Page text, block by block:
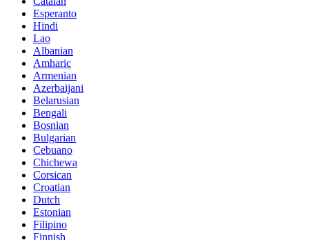
Esperanto
Hindi
Lao
Albanian
Amharic
Armenian
Azerbaijani
Belarusian
Bengali
Bosnian
Bulgarian
Cebuano
Chichewa
Corsican
Croatian
Dutch
Estonian
Filipino
Finnish